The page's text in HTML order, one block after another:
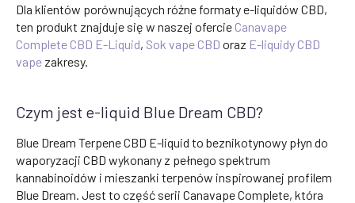
Dla klientów porównujących różne formaty e-liquidów CBD,
ten produkt znajduje się w naszej ofercie Canavape
Complete CBD E-Liquid, Sok vape CBD oraz E-liquidy CBD
vape zakresy.
Czym jest e-liquid Blue Dream CBD?
Blue Dream Terpene CBD E-liquid to beznikotynowy płyn do
waporyzacji CBD wykonany z pełnego spektrum
kannabinoidów i mieszanki terpenów inspirowanej profilem
Blue Dream. Jest to część serii Canavape Complete, która